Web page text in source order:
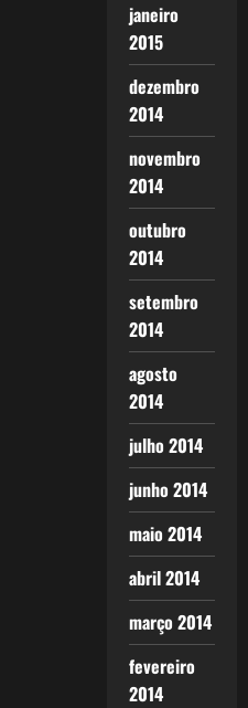
janeiro
2015
dezembro
2014
novembro
2014
outubro
2014
setembro
2014
agosto
2014
julho 2014
junho 2014
maio 2014
abril 2014
março 2014
fevereiro
2014